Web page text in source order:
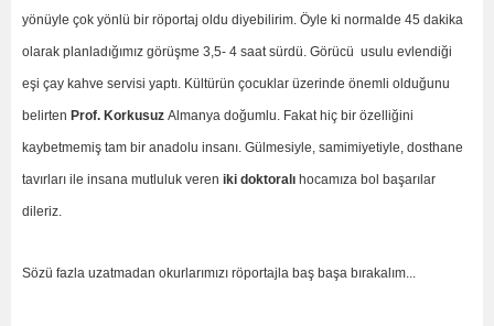
yönüyle çok yönlü bir röportaj oldu diyebilirim. Öyle ki normalde 45 dakika
olarak planladığımız görüşme 3,5- 4 saat sürdü. Görücü usulu evlendiği
eşi çay kahve servisi yaptı. Kültürün çocuklar üzerinde önemli olduğunu
belirten Prof. Korkusuz Almanya doğumlu. Fakat hiç bir özelliğini
kaybetmemiş tam bir anadolu insanı. Gülmesiyle, samimiyetiyle, dosthane
tavırları ile insana mutluluk veren  iki doktoralı  hocamıza bol başarılar
dileriz.
Sözü fazla uzatmadan okurlarımızı röportajla baş başa bırakalım...